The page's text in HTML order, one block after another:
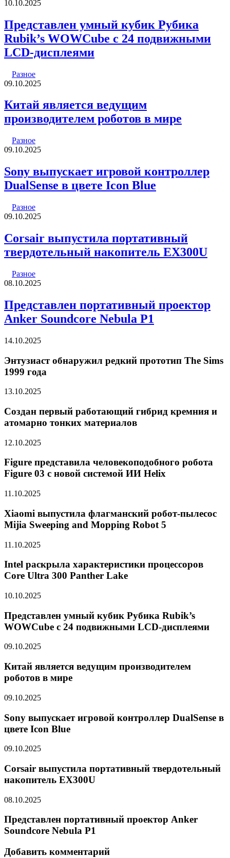
10.10.2025
Представлен умный кубик Рубика
Rubik’s WOWCube с 24 подвижными
LCD-дисплеями
Разное
09.10.2025
Китай является ведущим
производителем роботов в мире
Разное
09.10.2025
Sony выпускает игровой контроллер
DualSense в цвете Icon Blue
Разное
09.10.2025
Corsair выпустила портативный
твердотельный накопитель EX300U
Разное
08.10.2025
Представлен портативный проектор
Anker Soundcore Nebula P1
14.10.2025
Энтузиаст обнаружил редкий прототип The Sims
1999 года
13.10.2025
Создан первый работающий гибрид кремния и
атомарно тонких материалов
12.10.2025
Figure представила человекоподобного робота
Figure 03 с новой системой ИИ Helix
11.10.2025
Xiaomi выпустила флагманский робот-пылесос
Mijia Sweeping and Mopping Robot 5
11.10.2025
Intel раскрыла характеристики процессоров
Core Ultra 300 Panther Lake
10.10.2025
Представлен умный кубик Рубика Rubik’s
WOWCube с 24 подвижными LCD-дисплеями
09.10.2025
Китай является ведущим производителем
роботов в мире
09.10.2025
Sony выпускает игровой контроллер DualSense в
цвете Icon Blue
09.10.2025
Corsair выпустила портативный твердотельный
накопитель EX300U
08.10.2025
Представлен портативный проектор Anker
Soundcore Nebula P1
Добавить комментарий